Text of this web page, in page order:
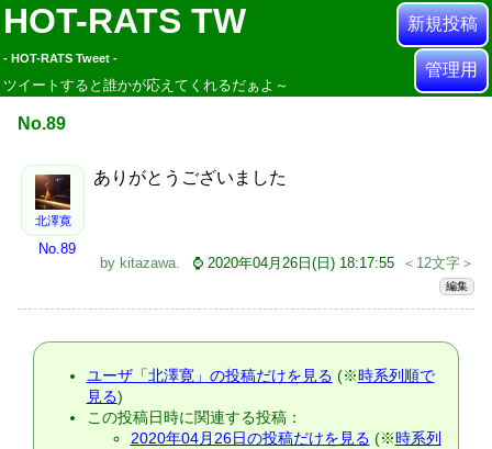
HOT-RATS TW
- HOT-RATS Tweet -
ツイートすると誰かが応えてくれるだぁよ～
新規投稿
管理用
No.89
北澤寛
No.89
ありがとうございました
by kitazawa. ⌚ 2020年04月26日(日) 18:17:55 ＜12文字＞
編集
ユーザ「北澤寛」の投稿だけを見る (※時系列順で
見る)
この投稿日時に関連する投稿：
2020年04月26日の投稿だけを見る (※時系列